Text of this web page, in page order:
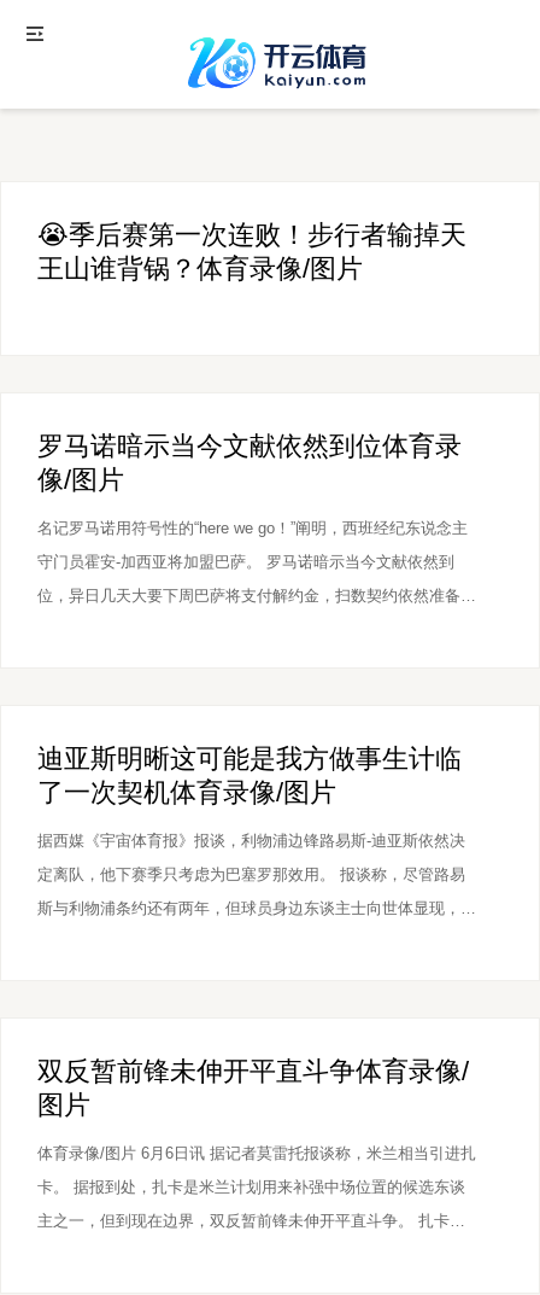
😭季后赛第一次连败！步行者输掉天
王山谁背锅？体育录像/图片
罗马诺暗示当今文献依然到位体育录
像/图片
名记罗马诺用符号性的“here we go！”阐明，西班经纪东说念主
守门员霍安-加西亚将加盟巴萨。 罗马诺暗示当今文献依然到
位，异日几天大要下周巴萨将支付解约金，扫数契约依然准备就
迪亚斯明晰这可能是我方做事生计临
了一次契机体育录像/图片
据西媒《宇宙体育报》报谈，利物浦边锋路易斯-迪亚斯依然决
定离队，他下赛季只考虑为巴塞罗那效用。 报谈称，尽管路易
斯与利物浦条约还有两年，但球员身边东谈主士向世体显现，路
双反暂前锋未伸开平直斗争体育录像/
图片
体育录像/图片 6月6日讯 据记者莫雷托报谈称，米兰相当引进扎
卡。 据报到处，扎卡是米兰计划用来补强中场位置的候选东谈
主之一，但到现在边界，双反暂前锋未伸开平直斗争。 扎卡也